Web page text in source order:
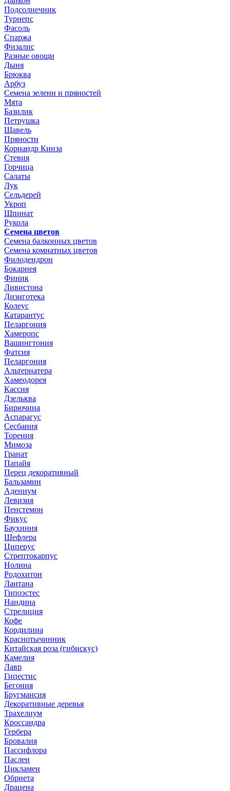
Подсолнечник
Турнепс
Фасоль
Спаржа
Физалис
Разные овощи
Дыня
Брюква
Арбуз
Семена зелени и пряностей
Мята
Базилик
Петрушка
Щавель
Пряности
Кориандр Кинза
Стевия
Горчица
Салаты
Лук
Сельдерей
Укроп
Шпинат
Рукола
Семена цветов
Семена балконных цветов
Семена комнатных цветов
Филодендрон
Бокарнея
Финик
Ливистона
Дизиготека
Колеус
Катарантус
Пеларгония
Хамеропс
Вашингтония
Фатсия
Пеларгония
Альтернатера
Хамеодорея
Кассия
Дзельква
Бирючина
Аспарагус
Сесбания
Торения
Мимоза
Гранат
Папайя
Перец декоративный
Бальзамин
Адениум
Левизия
Пенстемон
Фикус
Баухиния
Шефлера
Циперус
Стрептокарпус
Нолина
Родохитон
Лантана
Гипоэстес
Нандина
Стрелиция
Кофе
Кордилина
Краснотычинник
Китайская роза (гибискус)
Камелия
Лавр
Гипестис
Бегония
Бругмансия
Декоративные деревья
Трахелиум
Кроссандра
Гербера
Бровалия
Пассифлора
Паслен
Цикламен
Обриета
Драцена